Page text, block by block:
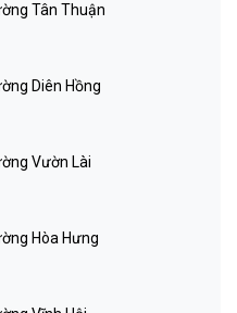
Tân Thuận
Diên Hồng
Vườn Lài
Hòa Hưng